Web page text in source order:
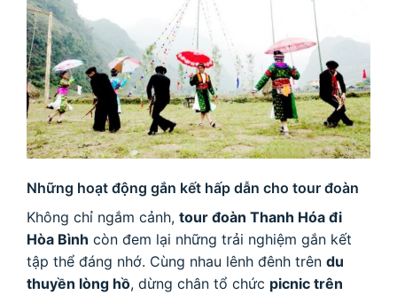
Những hoạt động gắn kết hấp dẫn cho tour đoàn
Không chỉ ngắm cảnh, tour đoàn Thanh Hóa đi
Hòa Bình còn đem lại những trải nghiệm gắn kết
tập thể đáng nhớ. Cùng nhau lênh đênh trên du
thuyền lòng hồ, dừng chân tổ chức picnic trên